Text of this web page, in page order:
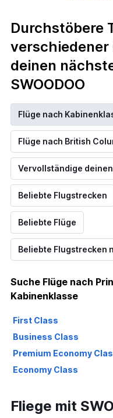
Durchstöbere
deinen
SWOODOO
Flüge nach
Flüge nach British
Vervollständige
Beliebte Flugstrecken
Beliebte Flüge
Beliebte Flugstrecken
Suche Flüge nach
Kabinenklasse
First Class
Business Class
Premium Economy
Economy Class
Fliege mit